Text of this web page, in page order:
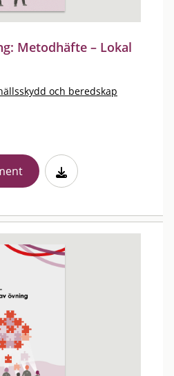
Metodhäfte – Lokal
och beredskap